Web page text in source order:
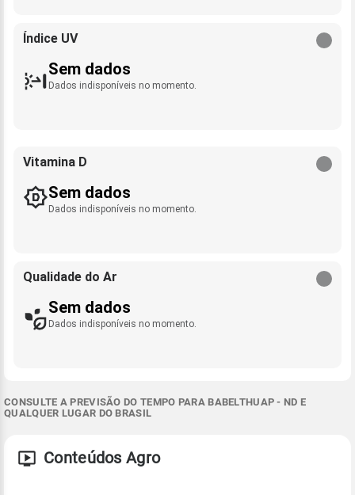
Índice UV
Sem dados
Dados indisponíveis no momento.
Vitamina D
Sem dados
Dados indisponíveis no momento.
Qualidade do Ar
Sem dados
Dados indisponíveis no momento.
CONSULTE A PREVISÃO DO TEMPO PARA BABELTHUAP - ND E
QUALQUER LUGAR DO BRASIL
Conteúdos Agro